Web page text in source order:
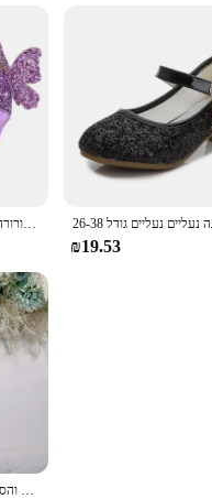
גביש בנות אלזה אורורה גליטר סנדלי פרפר סינדרלה Belle סופיה רפונזל נעלי מתנת יום הולדת לילדים
₪19.53
2024 האביב והסתיו של ילדים חדשים בaotou קרח ובקשת שלג בתחת קשת נעליים לבנות נסיכה